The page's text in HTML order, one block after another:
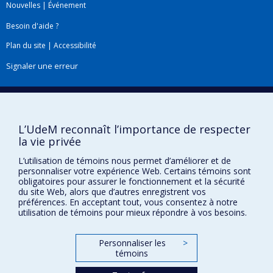
changements climatiques et de réduction des
inégalités sociales de santé).
Nouvelles | Événement
Besoin d'aide ?
Plan du site | Accessibilité
Signaler une erreur
Téléchargez les logos de l'ESPUM
Conditions d’utilisation
L’UdeM reconnaît l’importance de respecter
la vie privée
L’utilisation de témoins nous permet d’améliorer et de
personnaliser votre expérience Web. Certains témoins sont
obligatoires pour assurer le fonctionnement et la sécurité
du site Web, alors que d’autres enregistrent vos
préférences. En acceptant tout, vous consentez à notre
utilisation de témoins pour mieux répondre à vos besoins.
Personnaliser les
témoins
>